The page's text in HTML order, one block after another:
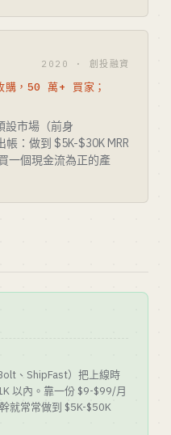
2020 · 創投融資
，50 萬+ 買家；
設市場（前身
：做到 $5K-$30K MRR
一個現金流為正的產
、ShipFast）把上線時
以內。靠一份 $9-$99/月
就常常做到 $5K-$50K